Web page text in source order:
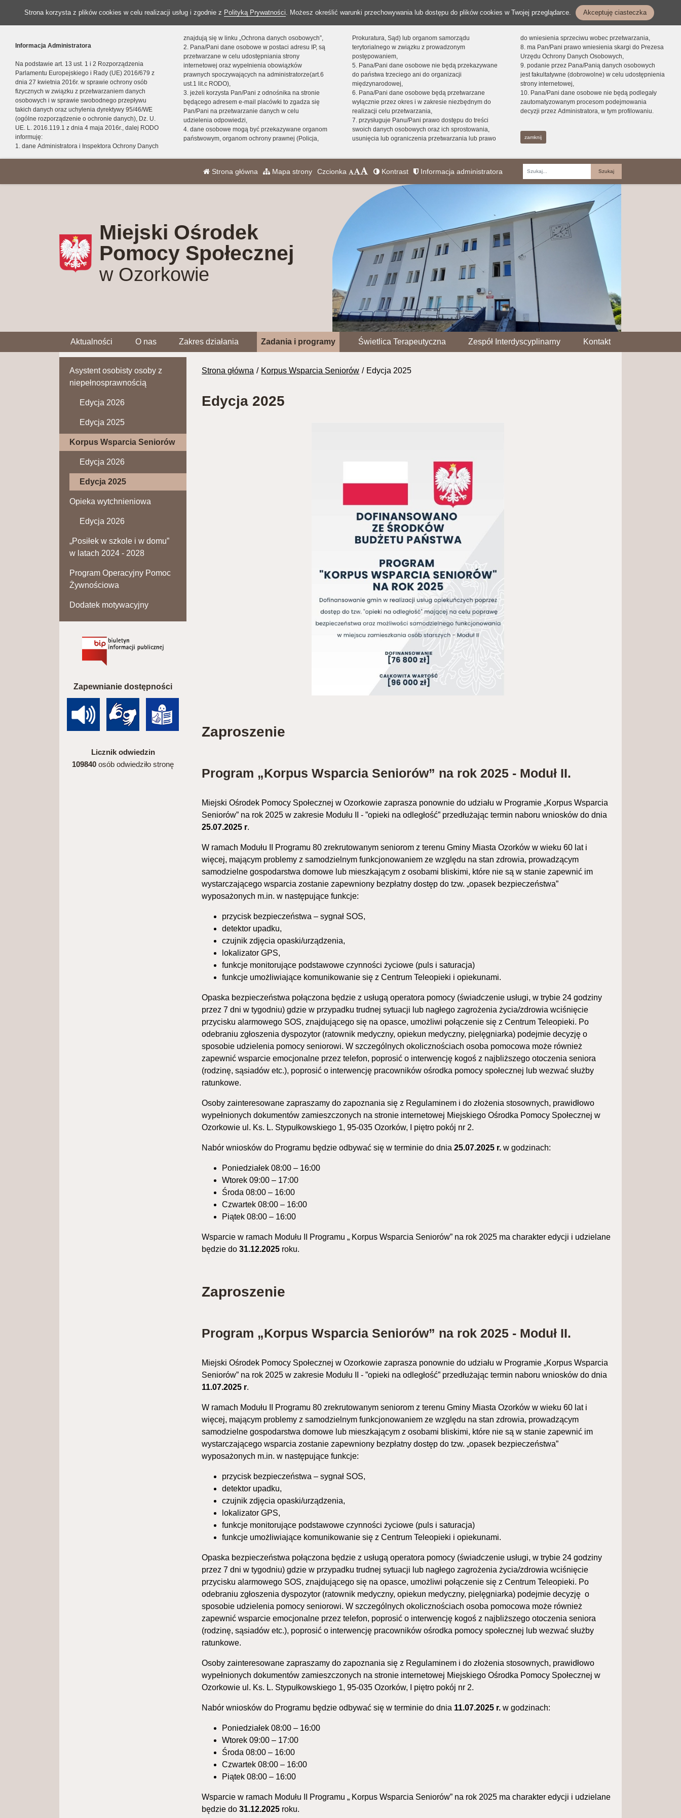
Strona korzysta z plików cookies w celu realizacji usług i zgodnie z Polityką Prywatności. Możesz określić warunki przechowywania lub dostępu do plików cookies w Twojej przeglądarce. Akceptuję ciasteczka
Informacja Administratora
Na podstawie art. 13 ust. 1 i 2 Rozporządzenia
Parlamentu Europejskiego i Rady (UE) 2016/679 z
dnia 27 kwietnia 2016r. w sprawie ochrony osób
fizycznych w związku z przetwarzaniem danych
osobowych i w sprawie swobodnego przepływu
takich danych oraz uchylenia dyrektywy 95/46/WE
(ogólne rozporządzenie o ochronie danych), Dz. U.
UE. L. 2016.119.1 z dnia 4 maja 2016r., dalej RODO
informuję:
1. dane Administratora i Inspektora Ochrony Danych
znajdują się w linku „Ochrona danych osobowych”,
2. Pana/Pani dane osobowe w postaci adresu IP, są
przetwarzane w celu udostępniania strony
internetowej oraz wypełnienia obowiązków
prawnych spoczywających na administratorze(art.6
ust.1 lit.c RODO),
3. jeżeli korzysta Pan/Pani z odnośnika na stronie
będącego adresem e-mail placówki to zgadza się
Pan/Pani na przetwarzanie danych w celu
udzielenia odpowiedzi,
4. dane osobowe mogą być przekazywane organom
państwowym, organom ochrony prawnej (Policja,
Prokuratura, Sąd) lub organom samorządu
terytorialnego w związku z prowadzonym
postępowaniem,
5. Pana/Pani dane osobowe nie będą przekazywane
do państwa trzeciego ani do organizacji
międzynarodowej,
6. Pana/Pani dane osobowe będą przetwarzane
wyłącznie przez okres i w zakresie niezbędnym do
realizacji celu przetwarzania,
7. przysługuje Panu/Pani prawo dostępu do treści
swoich danych osobowych oraz ich sprostowania,
usunięcia lub ograniczenia przetwarzania lub prawo
do wniesienia sprzeciwu wobec przetwarzania,
8. ma Pan/Pani prawo wniesienia skargi do Prezesa
Urzędu Ochrony Danych Osobowych,
9. podanie przez Pana/Panią danych osobowych
jest fakultatywne (dobrowolne) w celu udostępnienia
strony internetowej,
10. Pana/Pani dane osobowe nie będą podlegały
zautomatyzowanym procesom podejmowania
decyzji przez Administratora, w tym profilowaniu.
zamknij
Strona główna Mapa strony Czcionka Kontrast Informacja administratora
Fraza
Miejski Ośrodek
Pomocy Społecznej
w Ozorkowie
Aktualności O nas Zakres działania Zadania i programy Świetlica Terapeutyczna Zespół Interdyscyplinarny Kontakt
Strona główna Korpus Wsparcia Seniorów Edycja 2025
Edycja 2025
Zaproszenie
Program „Korpus Wsparcia Seniorów” na rok 2025 - Moduł II.
Miejski Ośrodek Pomocy Społecznej w Ozorkowie zaprasza ponownie do udziału w Programie „Korpus Wsparcia
Seniorów” na rok 2025 w zakresie Modułu II - ”opieki na odległość” przedłużając termin naboru wniosków do dnia
25.07.2025 r.
W ramach Modułu II Programu 80 zrekrutowanym seniorom z terenu Gminy Miasta Ozorków w wieku 60 lat i
więcej, mającym problemy z samodzielnym funkcjonowaniem ze względu na stan zdrowia, prowadzącym
samodzielne gospodarstwa domowe lub mieszkającym z osobami bliskimi, które nie są w stanie zapewnić im
wystarczającego wsparcia zostanie zapewniony bezpłatny dostęp do tzw. „opasek bezpieczeństwa”
wyposażonych m.in. w następujące funkcje:
przycisk bezpieczeństwa – sygnał SOS,
detektor upadku,
czujnik zdjęcia opaski/urządzenia,
lokalizator GPS,
funkcje monitorujące podstawowe czynności życiowe (puls i saturacja)
funkcje umożliwiające komunikowanie się z Centrum Teleopieki i opiekunami.
Opaska bezpieczeństwa połączona będzie z usługą operatora pomocy (świadczenie usługi, w trybie 24 godziny
przez 7 dni w tygodniu) gdzie w przypadku trudnej sytuacji lub nagłego zagrożenia życia/zdrowia wciśnięcie
przycisku alarmowego SOS, znajdującego się na opasce, umożliwi połączenie się z Centrum Teleopieki. Po
odebraniu zgłoszenia dyspozytor (ratownik medyczny, opiekun medyczny, pielęgniarka) podejmie decyzję o
sposobie udzielenia pomocy seniorowi. W szczególnych okolicznościach osoba pomocowa może również
zapewnić wsparcie emocjonalne przez telefon, poprosić o interwencję kogoś z najbliższego otoczenia seniora
(rodzinę, sąsiadów etc.), poprosić o interwencję pracowników ośrodka pomocy społecznej lub wezwać służby
ratunkowe.
Osoby zainteresowane zapraszamy do zapoznania się z Regulaminem i do złożenia stosownych, prawidłowo
wypełnionych dokumentów zamieszczonych na stronie internetowej Miejskiego Ośrodka Pomocy Społecznej w
Ozorkowie ul. Ks. L. Stypułkowskiego 1, 95-035 Ozorków, I piętro pokój nr 2.
Nabór wniosków do Programu będzie odbywać się w terminie do dnia25.07.2025 r. w godzinach:
Poniedziałek 08:00 – 16:00
Wtorek 09:00 – 17:00
Środa 08:00 – 16:00
Czwartek 08:00 – 16:00
Piątek 08:00 – 16:00
Wsparcie w ramach Modułu II Programu „ Korpus Wsparcia Seniorów” na rok 2025 ma charakter edycji i udzielane
będzie do31.12.2025 roku.
Zaproszenie
Program „Korpus Wsparcia Seniorów” na rok 2025 - Moduł II.
Miejski Ośrodek Pomocy Społecznej w Ozorkowie zaprasza ponownie do udziału w Programie „Korpus Wsparcia
Seniorów” na rok 2025 w zakresie Modułu II - ”opieki na odległość” przedłużając termin naboru wniosków do dnia
11.07.2025 r.
W ramach Modułu II Programu 80 zrekrutowanym seniorom z terenu Gminy Miasta Ozorków w wieku 60 lat i
więcej, mającym problemy z samodzielnym funkcjonowaniem ze względu na stan zdrowia, prowadzącym
samodzielne gospodarstwa domowe lub mieszkającym z osobami bliskimi, które nie są w stanie zapewnić im
wystarczającego wsparcia zostanie zapewniony bezpłatny dostęp do tzw. „opasek bezpieczeństwa”
wyposażonych m.in. w następujące funkcje:
przycisk bezpieczeństwa – sygnał SOS,
detektor upadku,
czujnik zdjęcia opaski/urządzenia,
lokalizator GPS,
funkcje monitorujące podstawowe czynności życiowe (puls i saturacja)
funkcje umożliwiające komunikowanie się z Centrum Teleopieki i opiekunami.
Opaska bezpieczeństwa połączona będzie z usługą operatora pomocy (świadczenie usługi, w trybie 24 godziny
przez 7 dni w tygodniu) gdzie w przypadku trudnej sytuacji lub nagłego zagrożenia życia/zdrowia wciśnięcie
przycisku alarmowego SOS, znajdującego się na opasce, umożliwi połączenie się z Centrum Teleopieki. Po
odebraniu zgłoszenia dyspozytor (ratownik medyczny, opiekun medyczny, pielęgniarka) podejmie decyzję o
sposobie udzielenia pomocy seniorowi. W szczególnych okolicznościach osoba pomocowa może również
zapewnić wsparcie emocjonalne przez telefon, poprosić o interwencję kogoś z najbliższego otoczenia seniora
(rodzinę, sąsiadów etc.), poprosić o interwencję pracowników ośrodka pomocy społecznej lub wezwać służby
ratunkowe.
Osoby zainteresowane zapraszamy do zapoznania się z Regulaminem i do złożenia stosownych, prawidłowo
wypełnionych dokumentów zamieszczonych na stronie internetowej Miejskiego Ośrodka Pomocy Społecznej w
Ozorkowie ul. Ks. L. Stypułkowskiego 1, 95-035 Ozorków, I piętro pokój nr 2.
Nabór wniosków do Programu będzie odbywać się w terminie do dnia 11.07.2025 r. w godzinach:
Poniedziałek 08:00 – 16:00
Wtorek 09:00 – 17:00
Środa 08:00 – 16:00
Czwartek 08:00 – 16:00
Piątek 08:00 – 16:00
Wsparcie w ramach Modułu II Programu „ Korpus Wsparcia Seniorów” na rok 2025 ma charakter edycji i udzielane
będzie do31.12.2025 roku.
Asystent osobisty osoby z
niepełnosprawnością
Edycja 2026
Edycja 2025
Korpus Wsparcia Seniorów
Edycja 2026
Edycja 2025
Opieka wytchnieniowa
Edycja 2026
„Posiłek w szkole i w domu”
w latach 2024 - 2028
Program Operacyjny Pomoc
Żywnościowa
Dodatek motywacyjny
Zapewnianie dostępności
Licznik odwiedzin
109840 osób odwiedziło stronę